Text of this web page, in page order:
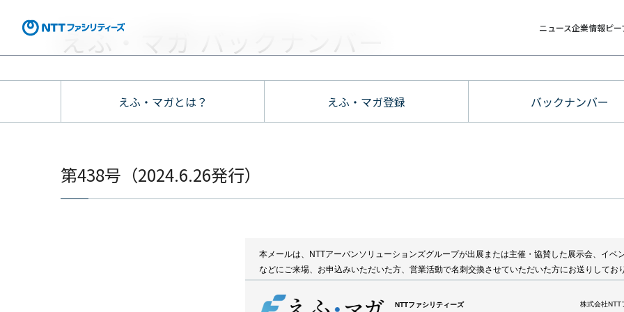
ニュース企業情報ピ
えふ・マガ バックナンバー
えふ・マガとは？ えふ・マガ登録 バックナンバー
第438号（2024.6.26発行）
本メールは、NTTアーバンソリューションズグループが出展または主催・協賛した展示会、イベ
などにご来場、お申込みいただいた方、営業活動で名刺交換させていただいた方にお送りしてお
NTTファシリティーズ 株式会社NTT